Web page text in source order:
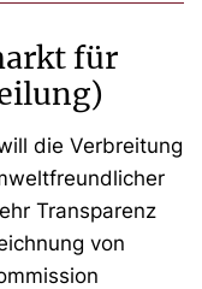
für
die Verbreitung
Transparenz
von